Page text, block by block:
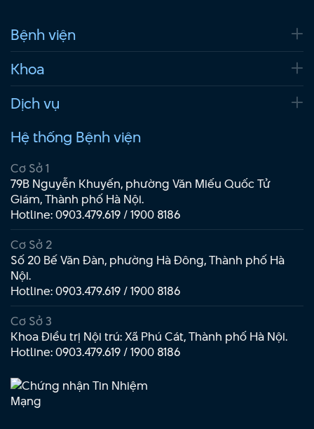
Bệnh viện
Khoa
Dịch vụ
Hệ thống Bệnh viện
Cơ Sở 1
79B Nguyễn Khuyến, phường Văn Miếu Quốc Tử
Giám, Thành phố Hà Nội.
Hotline:0903.479.619/1900 8186
Cơ Sở 2
Số 20 Bế Văn Đàn, phường Hà Đông, Thành phố Hà
Nội.
Hotline:0903.479.619/1900 8186
Cơ Sở 3
Khoa Điều trị Nội trú: Xã Phú Cát, Thành phố Hà Nội.
Hotline:0903.479.619/1900 8186